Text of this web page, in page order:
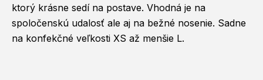
ktorý krásne sedí na postave. Vhodná je na
spoločenskú udalosť ale aj na bežné nosenie. Sadne
na konfekčné veľkosti XS až menšie L.